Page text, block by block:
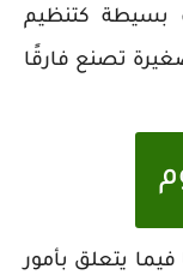
بسيطة كتنظيم
تصنع فارقًا
يتعلق بأمور